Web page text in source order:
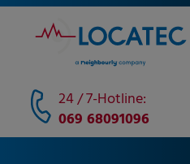
24 / 7-Hotline:
069 68091096